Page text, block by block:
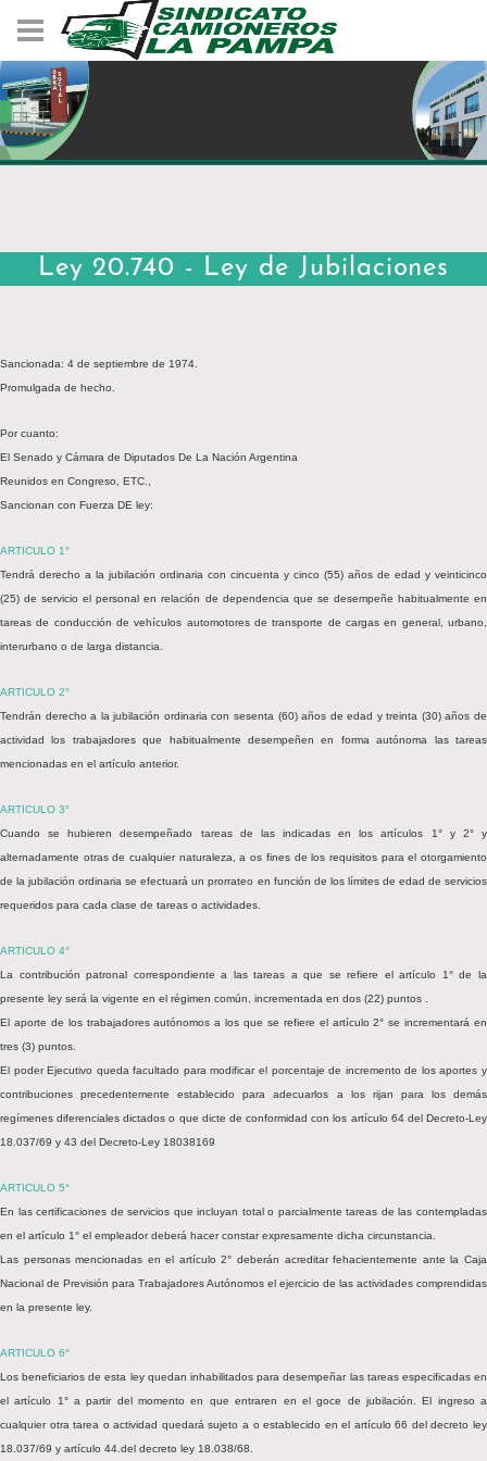
Ley 20.740 - Ley de Jubilaciones
Sancionada: 4 de septiembre de 1974.
Promulgada de hecho.
Por cuanto:
El Senado y Cámara de Diputados De La Nación Argentina
Reunidos en Congreso, ETC.,
Sancionan con Fuerza DE ley:
ARTICULO 1°
Tendrá derecho a la jubilación ordinaria con cincuenta y cinco (55) años de edad y veinticinco
(25) de servicio el personal en relación de dependencia que se desempeñe habitualmente en
tareas de conducción de vehículos automotores de transporte de cargas en general, urbano,
interurbano o de larga distancia.
ARTICULO 2°
Tendrán derecho a la jubilación ordinaria con sesenta (60) años de edad y treinta (30) años de
actividad los trabajadores que habitualmente desempeñen en forma autónoma las tareas
mencionadas en el artículo anterior.
ARTICULO 3°
Cuando se hubieren desempeñado tareas de las indicadas en los artículos 1° y 2° y
alternadamente otras de cualquier naturaleza, a os fines de los requisitos para el otorgamiento
de la jubilación ordinaria se efectuará un prorrateo en función de los límites de edad de servicios
requeridos para cada clase de tareas o actividades.
ARTICULO 4°
La contribución patronal correspondiente a las tareas a que se refiere el artículo 1° de la
presente ley será la vigente en el régimen común, incrementada en dos (22) puntos .
El aporte de los trabajadores autónomos a los que se refiere el artículo 2° se incrementará en
tres (3) puntos.
El poder Ejecutivo queda facultado para modificar el porcentaje de incremento de los aportes y
contribuciones precedentemente establecido para adecuarlos a los rijan para los demás
regímenes diferenciales dictados o que dicte de conformidad con los artículo 64 del Decreto-Ley
18.037/69 y 43 del Decreto-Ley 18038169
ARTICULO 5°
En las certificaciones de servicios que incluyan total o parcialmente tareas de las contempladas
en el artículo 1° el empleador deberá hacer constar expresamente dicha circunstancia.
Las personas mencionadas en el artículo 2° deberán acreditar fehacientemente ante la Caja
Nacional de Previsión para Trabajadores Autónomos el ejercicio de las actividades comprendidas
en la presente ley.
ARTICULO 6°
Los beneficiarios de esta ley quedan inhabilitados para desempeñar las tareas especificadas en
el artículo 1° a partir del momento en que entraren en el goce de jubilación. El ingreso a
cualquier otra tarea o actividad quedará sujeto a o establecido en el artículo 66 del decreto ley
18.037/69 y artículo 44.del decreto ley 18.038/68.